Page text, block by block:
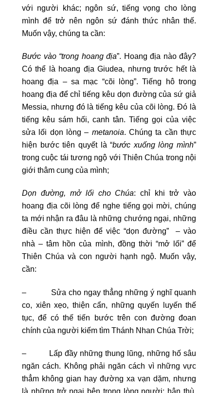
với người khác; ngôn sứ, tiếng vọng cho lòng
mình để trở nên ngôn sứ đánh thức nhân thế.
Muốn vậy, chúng ta cần:
Bước vào “trong hoang địa”. Hoang địa nào đây?
Có thể là hoang địa Giudea, nhưng trước hết là
hoang địa – sa mạc “cõi lòng”. Tiếng hô trong
hoang địa để chỉ tiếng kêu dọn đường của sứ giả
Messia, nhưng đó là tiếng kêu của cõi lòng. Đó là
tiếng kêu sám hối, canh tân. Tiếng gọi của việc
sửa lối dọn lòng – metanoia. Chúng ta cần thực
hiện bước tiên quyết là “bước xuống lòng mình”
trong cuộc tái tương ngộ với Thiên Chúa trong nội
giới thâm cung của mình;
Dọn đường, mở lối cho Chúa: chỉ khi trở vào
hoang địa cõi lòng để nghe tiếng gọi mời, chúng
ta mới nhận ra đâu là những chướng ngại, những
điều cần thực hiện để việc “dọn đường” – vào
nhà – tâm hồn của mình, đồng thời “mở lối” để
Thiên Chúa và con người hạnh ngộ. Muốn vậy,
cần:
– Sửa cho ngay thẳng những ý nghĩ quanh
co, xiên xẹo, thiện cẩn, những quyến luyến thế
tục, để có thế tiến bước trên con đường đoan
chính của người kiếm tìm Thánh Nhan Chúa Trời;
– Lấp đầy những thung lũng, những hố sâu
ngăn cách. Không phải ngăn cách vì những vực
thẳm không gian hay đường xa vạn dặm, nhưng
là những trở ngại bên trong lòng người: hận thù,